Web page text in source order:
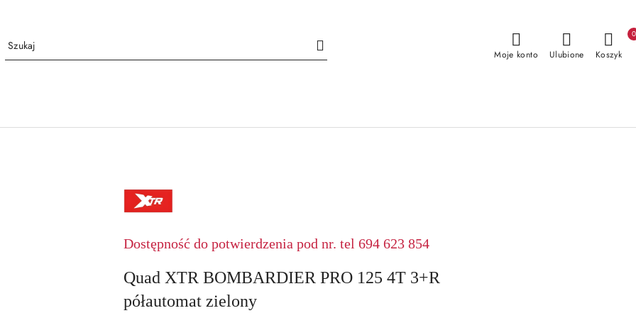
Moje konto Ulubione Koszyk
0
Dostępność do potwierdzenia pod nr. tel 694 623 854
Quad XTR BOMBARDIER PRO 125 4T 3+R
półautomat zielony